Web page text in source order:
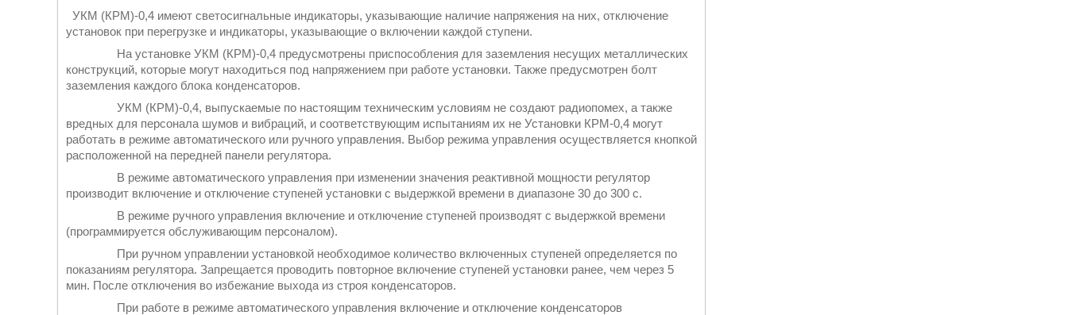
УКМ (КРМ)-0,4 имеют светосигнальные индикаторы, указывающие наличие напряжения на них, отключение
установок при перегрузке и индикаторы, указывающие о включении каждой ступени.
На установке УКМ (КРМ)-0,4 предусмотрены приспособления для заземления несущих металлических
конструкций, которые могут находиться под напряжением при работе установки. Также предусмотрен болт
заземления каждого блока конденсаторов.
УКМ (КРМ)-0,4, выпускаемые по настоящим техническим условиям не создают радиопомех, а также
вредных для персонала шумов и вибраций, и соответствующим испытаниям их не Установки КРМ-0,4 могут
работать в режиме автоматического или ручного управления. Выбор режима управления осуществляется кнопкой
расположенной на передней панели регулятора.
В режиме автоматического управления при изменении значения реактивной мощности регулятор
производит включение и отключение ступеней установки с выдержкой времени в диапазоне 30 до 300 с.
В режиме ручного управления включение и отключение ступеней производят с выдержкой времени
(программируется обслуживающим персоналом).
При ручном управлении установкой необходимое количество включенных ступеней определяется по
показаниям регулятора. Запрещается проводить повторное включение ступеней установки ранее, чем через 5
мин. После отключения во избежание выхода из строя конденсаторов.
При работе в режиме автоматического управления включение и отключение конденсаторов